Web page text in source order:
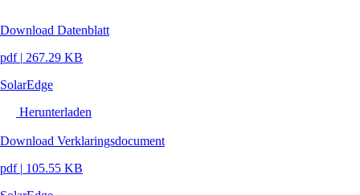
Download Datenblatt
pdf | 267.29 KB
SolarEdge
Herunterladen
Download Verklaringsdocument
pdf | 105.55 KB